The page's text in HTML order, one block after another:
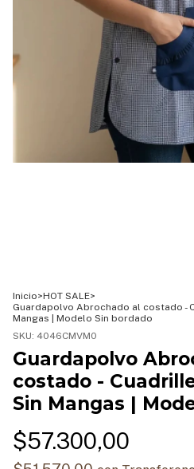
Inicio>HOT SALE>
Guardapolvo Abrochado al costado -
Mangas | Modelo Sin bordado
SKU: 4046CMVM0
Guardapolvo
costado -
Sin Mangas |
$57.300,00